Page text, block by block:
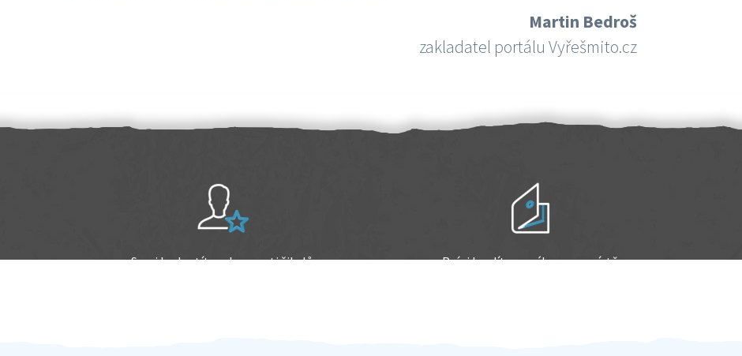
Martin Bedroš
zakladatel portálu Vyřešmito.cz
Sami hodnotíte schopnosti šikulů Práci hradíte po výkonu na místě